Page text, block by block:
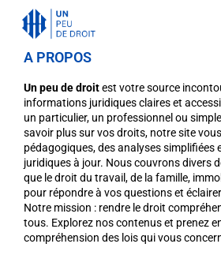
A PROPOS
Un peu de droitest votre source
informations juridiques claires et
un particulier, un professionnel ou
savoir plus sur vos droits, notre site
pédagogiques, des analyses simplifiées
juridiques à jour. Nous couvrons divers
que le droit du travail, de la famille,
pour répondre à vos questions et
Notre mission : rendre le droit
tous. Explorez nos contenus et prenez
compréhension des lois qui vous